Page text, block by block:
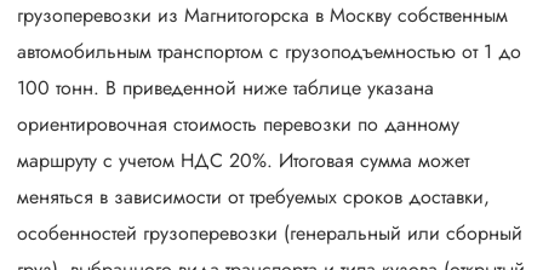
грузоперевозки из Магнитогорска в Москву собственным
автомобильным транспортом с грузоподъемностью от 1 до
100 тонн. В приведенной ниже таблице указана
ориентировочная стоимость перевозки по данному
маршруту с учетом НДС 20%. Итоговая сумма может
меняться в зависимости от требуемых сроков доставки,
особенностей грузоперевозки (генеральный или сборный